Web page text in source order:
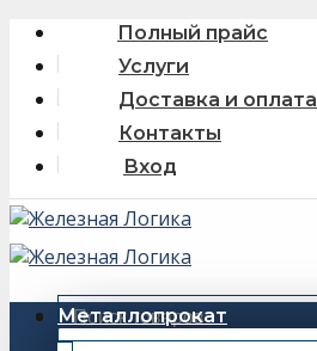
Skip
content
Полный прайс
Услуги
Доставка и оплата
Контакты
Вход
Искать:
Металлопрокат